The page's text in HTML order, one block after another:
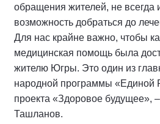
обращения жителей, не
возможность добраться до
Для нас крайне важно, чтобы
медицинская помощь была
жителю Югры. Это один из
народной программы «Единой
проекта «Здоровое будущее»,
Ташланов.